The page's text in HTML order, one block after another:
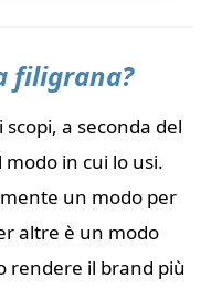
filigrana?
a seconda del
in cui lo usi.
un modo per
altre è un modo
rendere il brand più